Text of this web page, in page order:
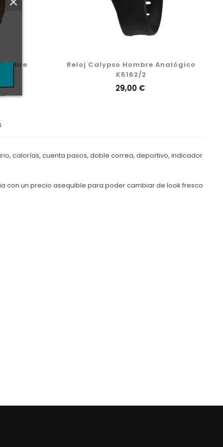
Reloj Calypso Hombre Analógico
K5162/2
Precio
29,00 €
calorías, cuenta pasos, doble correa, deportivo, indicador
con un precio asequible para poder cambiar de look fresco